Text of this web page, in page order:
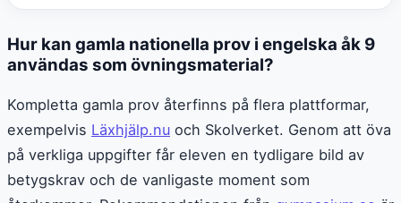
Hur kan gamla nationella prov i engelska åk 9
användas som övningsmaterial?
Kompletta gamla prov återfinns på flera plattformar,
exempelvis Läxhjälp.nu och Skolverket. Genom att öva
på verkliga uppgifter får eleven en tydligare bild av
betygskrav och de vanligaste moment som